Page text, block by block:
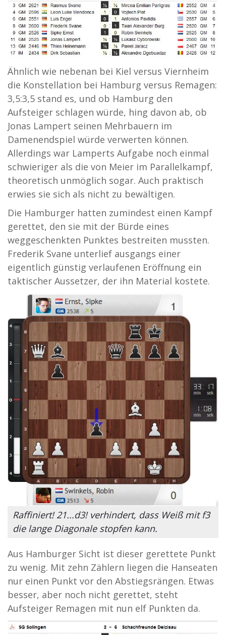
Ähnlich wie nebenan bei Kiel versus Viernheim
die Konstellation bei Hamburg versus Remagen:
3,5:3,5 stand es, und ob Hamburg den
Aufsteiger schlagen würde, hing davon ab, ob
Jonas Lampert seinen Mehrbauern im
Damenendspiel würde verwerten können.
Allerdings war Lamperts Aufgabe noch einmal
schwieriger als die von Meier im Parallelkampf,
theoretisch unmöglich sogar. Auch praktisch
erwies sie sich als nicht zu bewältigen.
Die Hamburger hatten zumindest einen Kampf
gerettet, den sie mit der Bürde eines
weggeschenkten Punktes bestreiten mussten.
Frederik Svane unterlief ausgangs einer
eigentlich günstig verlaufenen Eröffnung ein
taktischer Aussetzer, der ihn Material kostete.
Raffiniert! 21...d3! verhindert, dass Weiß mit f3
die lange Diagonale stopfen kann.
Aus Hamburger Sicht ist dieser gerettete Punkt
zu wenig. Mit zehn Zählern liegen die Hanseaten
nur einen Punkt vor den Abstiegsrängen. Etwas
besser, aber noch nicht gerettet, steht
Aufsteiger Remagen mit nun elf Punkten da.